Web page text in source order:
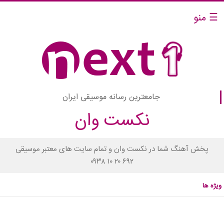
☰ منو
جامعترین رسانه موسیقی ایران
نکست وان
پخش آهنگ شما در نکست وان و تمام سایت های معتبر موسیقی
۰۹۳۸ ۱۰ ۲۰ ۶۹۲
ویژه ها